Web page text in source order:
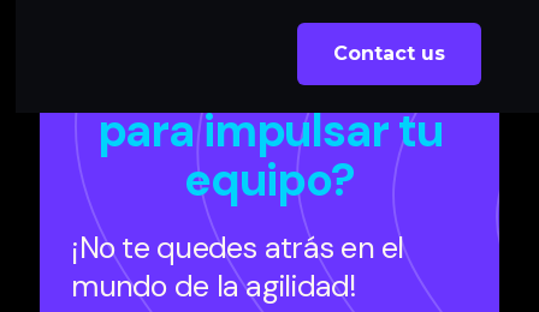
Contact us
¿Necesitas un
Scrum Master
para impulsar tu
equipo?
¡No te quedes atrás en el
mundo de la agilidad!